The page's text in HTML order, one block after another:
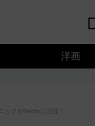
洋画
ックがNetflixに上陸！